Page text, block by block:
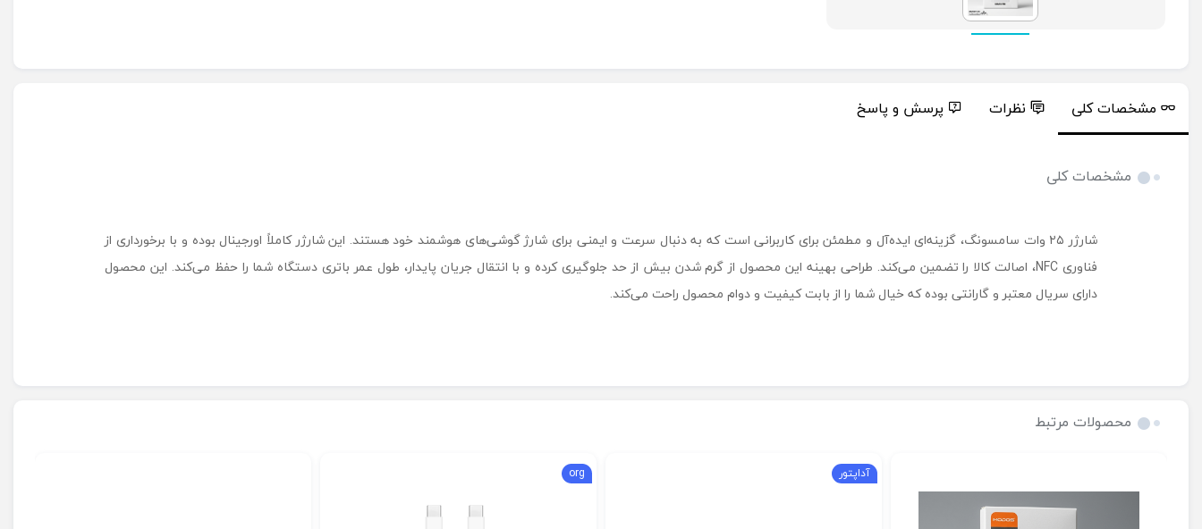
مشخصات کلی نظرات پرسش و پاسخ
مشخصات کلی
شارژر ۲۵ وات سامسونگ، گزینه‌ای ایده‌آل و مطمئن برای کاربرانی است که به دنبال سرعت و ایمنی برای شارژ گوشی‌های هوشمند خود هستند. این شارژر کاملاً اورجینال بوده و با برخورداری از
فناوری NFC، اصالت کالا را تضمین می‌کند. طراحی بهینه این محصول از گرم شدن بیش از حد جلوگیری کرده و با انتقال جریان پایدار، طول عمر باتری دستگاه شما را حفظ می‌کند. این محصول
دارای سریال معتبر و گارانتی بوده که خیال شما را از بابت کیفیت و دوام محصول راحت می‌کند.
محصولات مرتبط
آداپتور org